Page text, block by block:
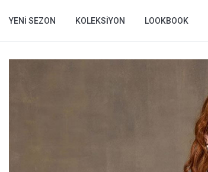
YENI SEZON KOLEKSIYON LOOKBOOK